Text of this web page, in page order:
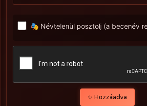
🎭 Névtelenül posztolj (a becenév
✨ Hozzáadva